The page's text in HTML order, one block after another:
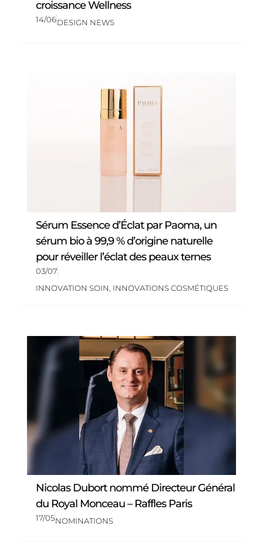
croissance Wellness
14/06DESIGN NEWS
Sérum Essence d’Éclat par Paoma, un
sérum bio à 99,9 % d’origine naturelle
pour réveiller l’éclat des peaux ternes
03/07
INNOVATION SOIN INNOVATIONS COSMÉTIQUES
Nicolas Dubort nommé Directeur Général
du Royal Monceau – Raffles Paris
17/05NOMINATIONS